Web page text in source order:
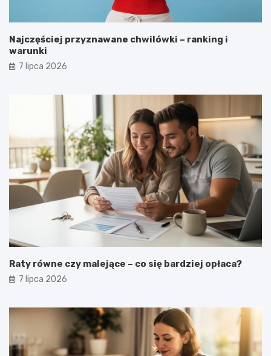
Najczęściej przyznawane chwilówki – ranking i
warunki
7 lipca 2026
Raty równe czy malejące – co się bardziej opłaca?
7 lipca 2026